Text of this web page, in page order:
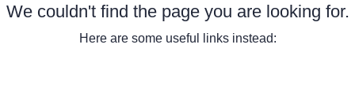
We couldn't find the page you are looking for.
Here are some useful links instead: